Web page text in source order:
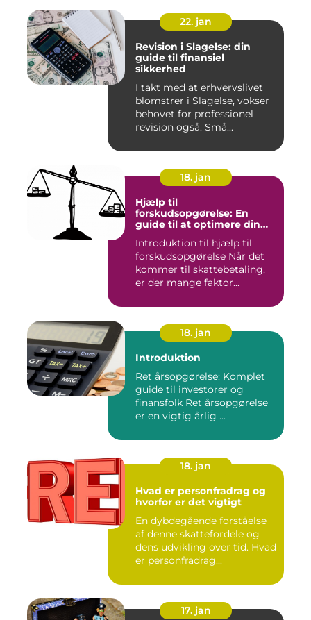
22. jan
Revision i Slagelse: din
guide til finansiel
sikkerhed
I takt med at erhvervslivet
blomstrer i Slagelse, vokser
behovet for professionel
revision også. Små...
18. jan
Hjælp til
forskudsopgørelse: En
guide til at optimere din
Introduktion til hjælp til
forskudsopgørelse Når det
kommer til skattebetaling,
er der mange faktor...
18. jan
Introduktion
Ret årsopgørelse: Komplet
guide til investorer og
finansfolk Ret årsopgørelse
er en vigtig årlig ...
18. jan
Hvad er personfradrag og
hvorfor er det vigtigt
En dybdegående forståelse
af denne skattefordele og
dens udvikling over tid. Hvad
er personfradrag...
17. jan